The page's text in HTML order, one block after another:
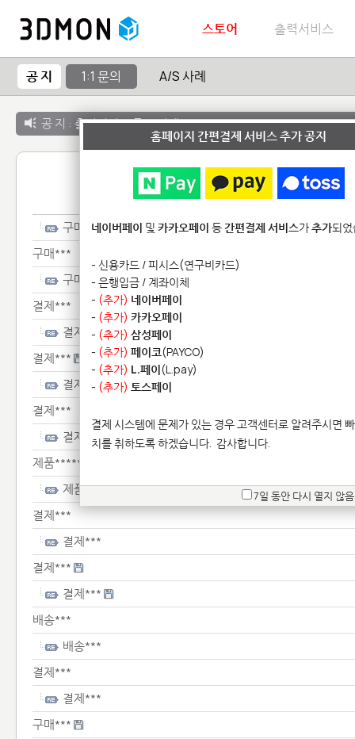
스토어 출력서비스
공 지 1:1 문의 A/S 사례
공 지 : 출력서비스 종료 안내
1:1 문
구매***
구매***
구매***
결제***
결제***
결제***
결제***
결제***
결제***
제품*******
제품*******
결제***
결제***
결제***
결제***
배송***
배송***
결제***
결제***
구매***
홈페이지 간편결제 서비스 추가 공지
네이버페이 및 카카오페이 등간편결제 서비스가추가되
- 신용카드 / 피시스(연구비카드)
- 은행입금 / 계좌이체
- (추가) 네이버페이
- (추가) 카카오페이
- (추가) 삼성페이
- (추가) 페이코(PAYCO)
- (추가) L.페이(L.pay)
- (추가) 토스페이
결제 시스템에 문제가 있는 경우 고객센터로 알려주시면
치를 취하도록 하겠습니다. 감사합니다.
7일 동안 다시 열지 않음